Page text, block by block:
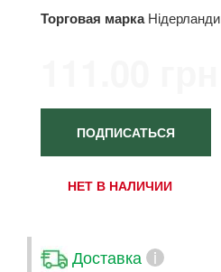
Торговая марка Нідерланди
ПОДПИСАТЬСЯ
НЕТ В НАЛИЧИИ
Доставка i